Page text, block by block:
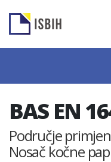
BAS EN
Područje
Nosač kočne